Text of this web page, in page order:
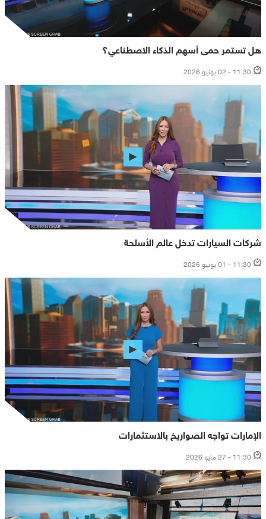
هل تستمر حمى أسهم الذكاء الاصطناعي؟
11:30 - 02 يونيو 2026
شركات السيارات تدخل عالم الأسلحة
11:30 - 01 يونيو 2026
الإمارات تواجه الصواريخ بالاستثمارات
11:30 - 27 مايو 2026